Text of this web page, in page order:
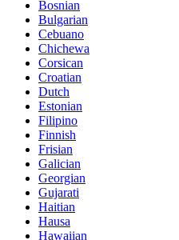
Bosnian
Bulgarian
Cebuano
Chichewa
Corsican
Croatian
Dutch
Estonian
Filipino
Finnish
Frisian
Galician
Georgian
Gujarati
Haitian
Hausa
Hawaiian